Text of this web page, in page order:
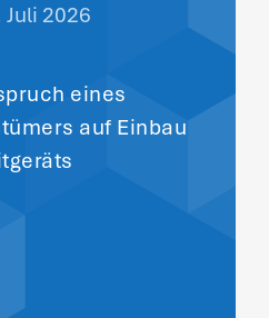
Juli 2026
eines
auf Einbau